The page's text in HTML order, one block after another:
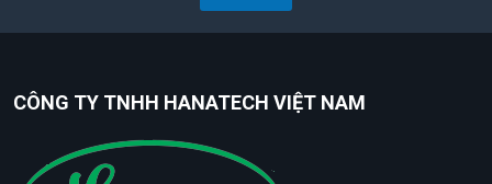
CÔNG TY TNHH HANATECH VIỆT NAM